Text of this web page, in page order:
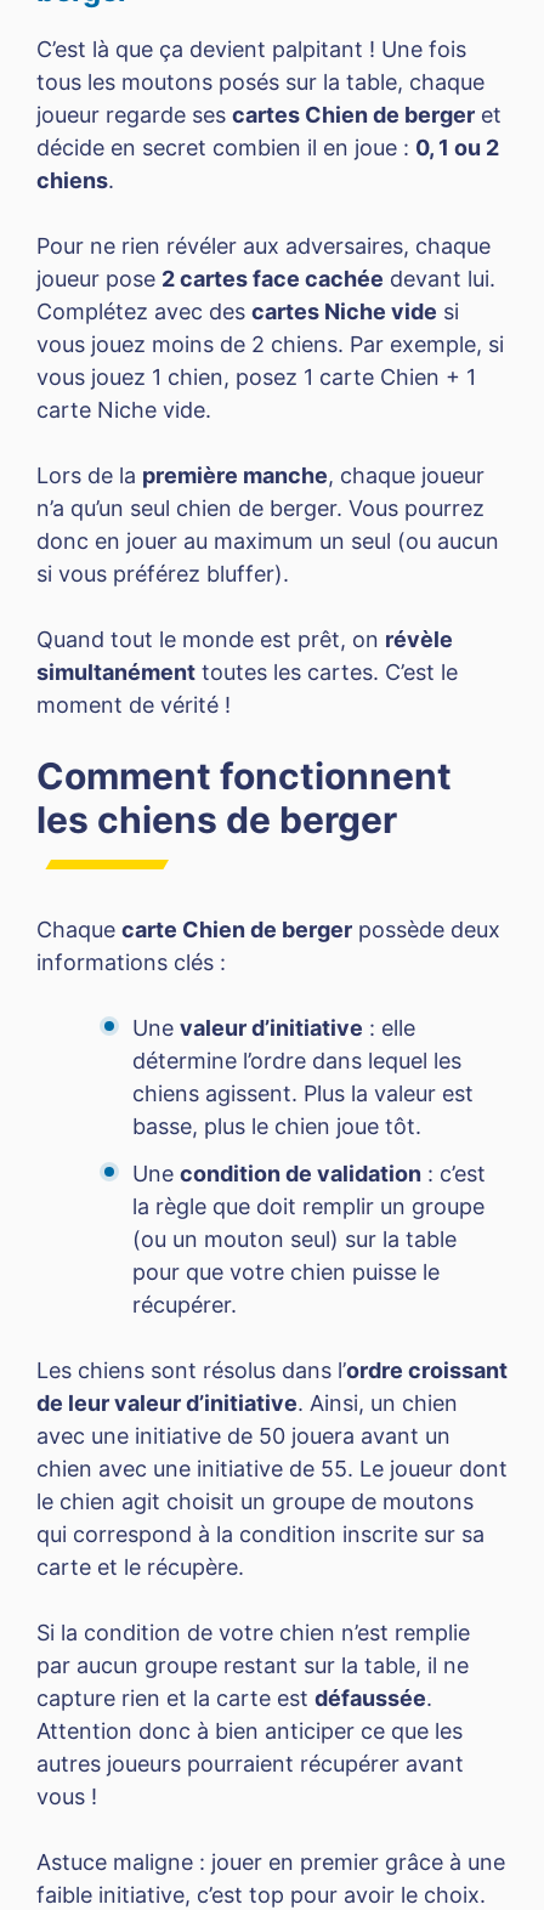
C’est là que ça devient palpitant ! Une fois
tous les moutons posés sur la table, chaque
joueur regarde ses cartes Chien de berger et
décide en secret combien il en joue : 0, 1 ou 2
chiens.
Pour ne rien révéler aux adversaires, chaque
joueur pose 2 cartes face cachée devant lui.
Complétez avec des cartes Niche vide si
vous jouez moins de 2 chiens. Par exemple, si
vous jouez 1 chien, posez 1 carte Chien + 1
carte Niche vide.
Lors de la première manche, chaque joueur
n’a qu’un seul chien de berger. Vous pourrez
donc en jouer au maximum un seul (ou aucun
si vous préférez bluffer).
Quand tout le monde est prêt, on révèle
simultanément toutes les cartes. C’est le
moment de vérité !
Comment fonctionnent
les chiens de berger
Chaque carte Chien de berger possède deux
informations clés :
Une valeur d’initiative : elle
détermine l’ordre dans lequel les
chiens agissent. Plus la valeur est
basse, plus le chien joue tôt.
Une condition de validation : c’est
la règle que doit remplir un groupe
(ou un mouton seul) sur la table
pour que votre chien puisse le
récupérer.
Les chiens sont résolus dans l’ordre croissant
de leur valeur d’initiative. Ainsi, un chien
avec une initiative de 50 jouera avant un
chien avec une initiative de 55. Le joueur dont
le chien agit choisit un groupe de moutons
qui correspond à la condition inscrite sur sa
carte et le récupère.
Si la condition de votre chien n’est remplie
par aucun groupe restant sur la table, il ne
capture rien et la carte est défaussée.
Attention donc à bien anticiper ce que les
autres joueurs pourraient récupérer avant
vous !
Astuce maligne : jouer en premier grâce à une
faible initiative, c’est top pour avoir le choix.